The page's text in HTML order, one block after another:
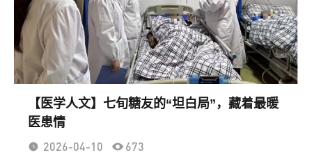
【医学人文】七旬糖友的“坦白局”，藏着最暖
医患情
2026-04-10 673